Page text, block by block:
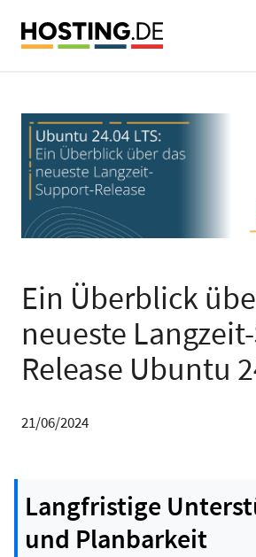
Ein Überblick
neueste
Release Ubuntu
21/06/2024
Langfristige
und Planbarkeit